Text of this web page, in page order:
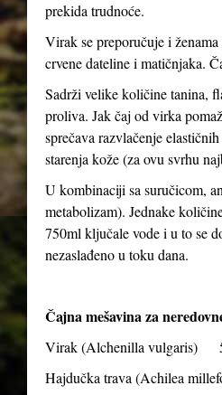
prekida trudnoće.
Virak se preporučuje i
crvene dateline i matičnjaka.
Sadrži velike količine tanina,
proliva. Jak čaj od virka
sprečava razvlačenje
starenja kože (za ovu svrhu
U kombinaciji sa suručicom,
metabolizam). Jednake
750ml ključale vode i u to se
nezaslađeno u toku dana.
Čajna mešavina za
Virak (Alchenilla vulgaris)
Hajdučka trava (Achilea